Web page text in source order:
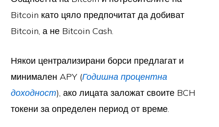
Bitcoin като цяло предпочитат да добиват
Bitcoin, а не Bitcoin Cash.
Някои централизирани борси предлагат и
минимален APY (Годишна процентна
доходност), ако лицата заложат своите BCH
токени за определен период от време.